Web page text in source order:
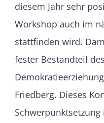
diesem Jahr sehr
Workshop auch im
stattfinden wird.
fester Bestandteil
Friedberg. Dieses